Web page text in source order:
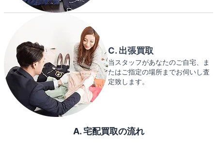
C. 出張買取
当スタッフがあなたのご自宅、ま
たはご指定の場所までお伺いし査
定致します。
A. 宅配買取の流れ